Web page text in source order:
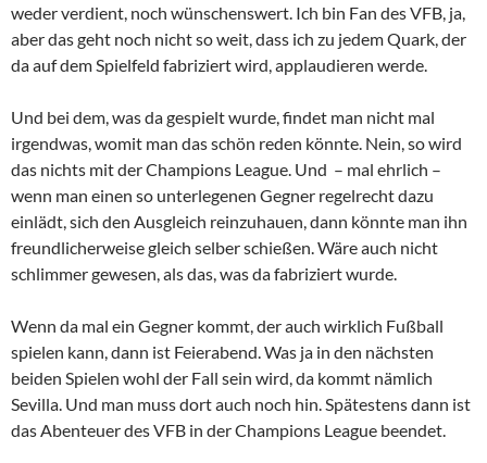
weder verdient, noch wünschenswert. Ich bin Fan des VFB, ja,
aber das geht noch nicht so weit, dass ich zu jedem Quark, der
da auf dem Spielfeld fabriziert wird, applaudieren werde.
Und bei dem, was da gespielt wurde, findet man nicht mal
irgendwas, womit man das schön reden könnte. Nein, so wird
das nichts mit der Champions League. Und – mal ehrlich –
wenn man einen so unterlegenen Gegner regelrecht dazu
einlädt, sich den Ausgleich reinzuhauen, dann könnte man ihn
freundlicherweise gleich selber schießen. Wäre auch nicht
schlimmer gewesen, als das, was da fabriziert wurde.
Wenn da mal ein Gegner kommt, der auch wirklich Fußball
spielen kann, dann ist Feierabend. Was ja in den nächsten
beiden Spielen wohl der Fall sein wird, da kommt nämlich
Sevilla. Und man muss dort auch noch hin. Spätestens dann ist
das Abenteuer des VFB in der Champions League beendet.